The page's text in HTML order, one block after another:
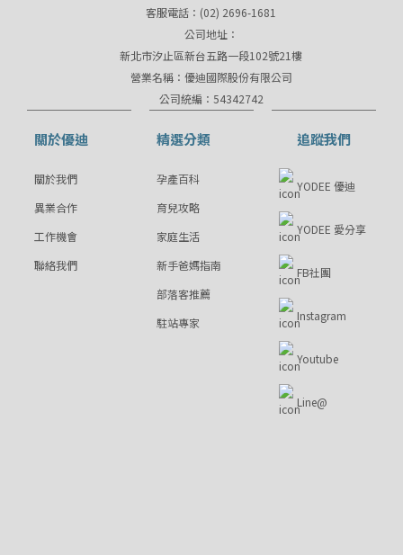
客服電話：(02) 2696-1681
公司地址：
新北市汐止區新台五路一段102號21樓
營業名稱：優迪國際股份有限公司
公司統編：54342742
關於優迪
關於我們
異業合作
工作機會
聯絡我們
精選分類
孕產百科
育兒攻略
家庭生活
新手爸媽指南
部落客推薦
駐站專家
追蹤我們
YODEE 優迪
YODEE 愛分享
FB社團
Instagram
Youtube
Line@